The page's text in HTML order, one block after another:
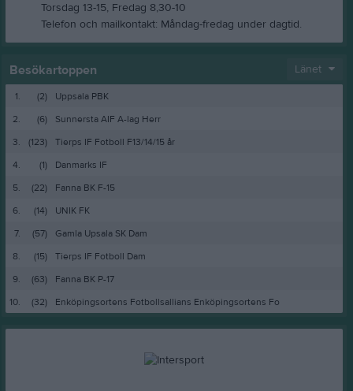
Torsdag 13-15, Fredag 8,30-10
Telefon och mailkontakt: Måndag-fredag under dagtid.
Besökartoppen Länet
1. (2)
Uppsala PBK
2.
(6)
Sunnersta AIF A-lag Herr
3.
(123)
Tierps IF Fotboll F13/14/15 år
4.
(1)
Danmarks IF
5.
(22)
Fanna BK F-15
6.
(14)
UNIK FK
7.
(57)
Gamla Upsala SK Dam
8.
(15)
Tierps IF Fotboll Dam
9.
(63)
Fanna BK P-17
10.
(32) Enköpingsortens Fotbollsallians Enköpingsortens Fo